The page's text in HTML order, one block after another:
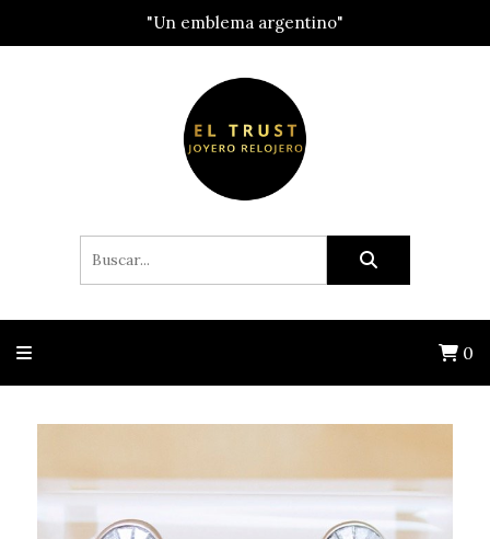
"Un emblema argentino"
0